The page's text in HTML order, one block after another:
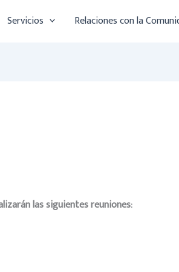
Servicios Relaciones con la
las siguientes reuniones: